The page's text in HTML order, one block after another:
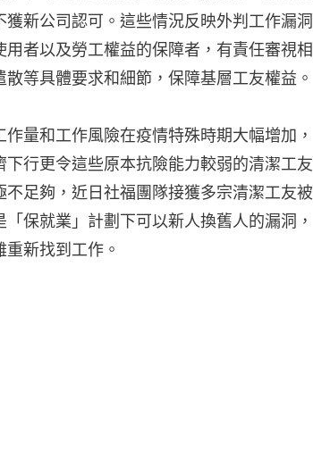
新公司認可。這些情況反映外判工作漏洞
者以及勞工權益的保障者，有責任審視相
等具體要求和細節，保障基層工友權益。
量和工作風險在疫情特殊時期大幅增加，
行更令這些原本抗險能力較弱的清潔工友
足夠，近日社福團隊接獲多宗清潔工友被
保就業」計劃下可以新人換舊人的漏洞，
新找到工作。